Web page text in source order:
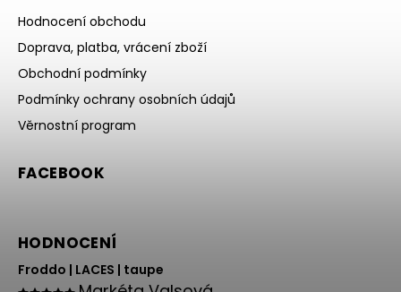
Hodnocení obchodu
Doprava, platba, vrácení zboží
Obchodní podmínky
Podmínky ochrany osobních údajů
Věrnostní program
FACEBOOK
HODNOCENÍ
Froddo | LACES | taupe